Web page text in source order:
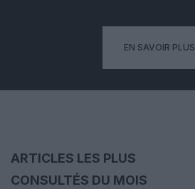
EN SAVOIR PLUS
ARTICLES LES PLUS
CONSULTÉS DU MOIS